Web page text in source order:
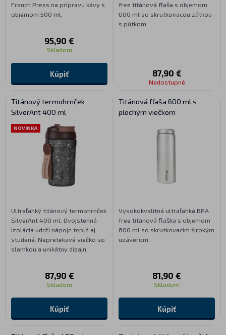
French Press na prípravu kávy s
objemom 500 ml.
95,90 €
Skladom
Kúpiť
free titánová fľaša s objemom
600 ml so skrutkovacou zátkou
s pútkom.
87,90 €
Nedostupné
Titánový termohrnček
SilverAnt 400 ml
NOVINKA
Ultraľahký titánový termohrnček
SilverAnt 400 ml. Dvojstenná
izolácia udrží nápoje teplé aj
studené. Nepretekavé viečko so
slamkou a unikátny dizajn.
87,90 €
Skladom
Kúpiť
Titánová fľaša 600 ml s
plochým viečkom
Vysokokvalitná ultraľahká BPA
free titánová flaška s objemom
600 ml so skrutkovacím širokým
uzáverom.
81,90 €
Skladom
Kúpiť